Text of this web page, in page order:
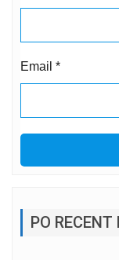
Email *
PO RECENT